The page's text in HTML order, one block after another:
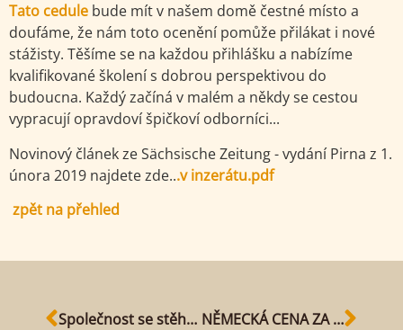
Tato cedule bude mít v našem domě čestné místo a
doufáme, že nám toto ocenění pomůže přilákat i nové
stážisty. Těšíme se na každou přihlášku a nabízíme
kvalifikované školení s dobrou perspektivou do
budoucna. Každý začíná v malém a někdy se cestou
vypracují opravdoví špičkoví odborníci...
Novinový článek ze Sächsische Zeitung - vydání Pirna z 1.
února 2019 najdete zde...v inzerátu.pdf
zpět na přehled
Společnost se stěhuje NĚMECKÁ CENA ZA PŘÍRODNÍ KÁMEN 2020